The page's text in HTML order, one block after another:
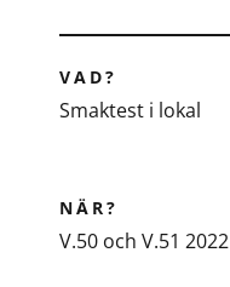
VAD?
Smaktest i lokal
NÄR?
V.50 och V.51 2022